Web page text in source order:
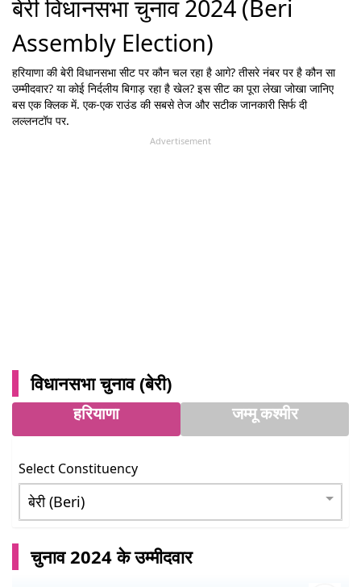
बेरी विधानसभा चुनाव 2024 (Beri
Assembly Election)
हरियाणाकी बेरीविधानसभा सीट पर कौन चल रहा है आगे? तीसरे नंबर पर है कौन सा
उम्मीदवार? या कोई निर्दलीय बिगाड़ रहा है खेल? इस सीट का पूरा लेखा जोखा जानिए
बस एक क्लिक में. एक-एक राउंड की सबसे तेज और सटीक जानकारी सिर्फ दी
लल्लनटॉप पर.
Advertisement
विधानसभा चुनाव (बेरी)
हरियाणा जम्मू कश्मीर
Select Constituency
चुनाव 2024 के उम्मीदवार